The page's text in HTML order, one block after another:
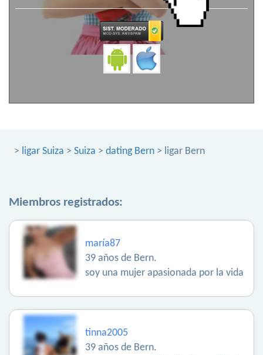
> ligar Suiza > Suiza > dating Bern > ligar Bern
Miembros registrados:
maría87
39 años de Bern.
soy una mujer apasionada por la vida
tinna2005
39 años de Bern.